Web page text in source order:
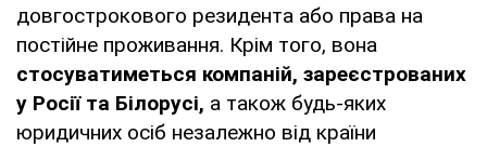
довгострокового резидента або права на
постійне проживання. Крім того, вона
стосуватиметься компаній, зареєстрованих
у Росії та Білорусі, а також будь-яких
юридичних осіб незалежно від країни